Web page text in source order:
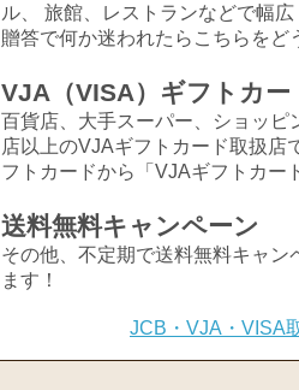
ル、 旅館、レストランなどで幅
贈答で何か迷われたらこちらをど
VJA（VISA）ギフトカー
百貨店、大手スーパー、ショッ
店以上のVJAギフトカード取扱店
フトカードから「VJAギフトカー
送料無料キャンペーン
その他、不定期で送料無料キャ
ます！
JCB・VJA・VISA